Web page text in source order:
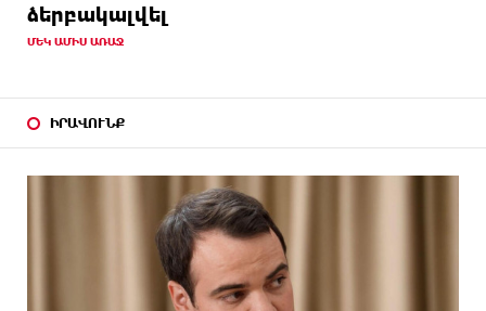
ձերբակալվել
ՄԵԿ ԱՄԻՍ ԱՌԱՋ
ԻՐԱՎՈՒՆՔ